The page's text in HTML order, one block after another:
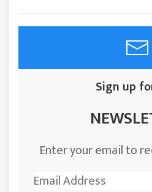
Sign up
Enter your email to
Email